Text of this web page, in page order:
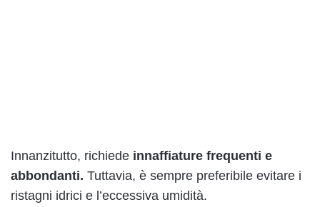
Innanzitutto, richiede innaffiature frequenti e
abbondanti. Tuttavia, è sempre preferibile evitare i
ristagni idrici e l’eccessiva umidità.